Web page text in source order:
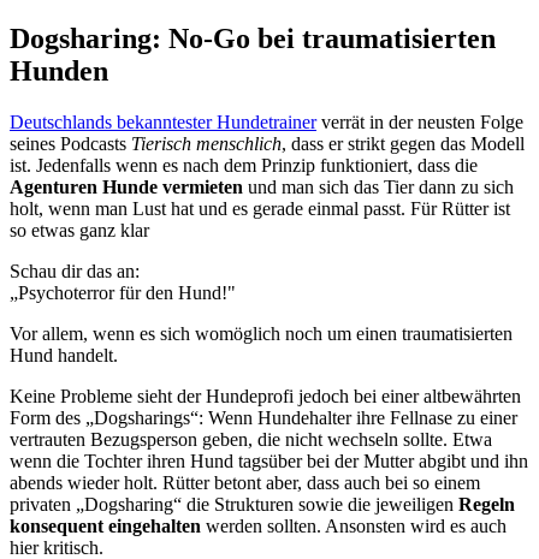
Dogsharing: No-Go bei traumatisierten
Hunden
Deutschlands bekanntester Hundetrainerverrät in der neusten Folge
seines Podcasts Tierisch menschlich, dass er strikt gegen das Modell
ist. Jedenfalls wenn es nach dem Prinzip funktioniert, dass die
Agenturen Hunde vermieten und man sich das Tier dann zu sich
holt, wenn man Lust hat und es gerade einmal passt. Für Rütter ist
so etwas ganz klar
Schau dir das an:
„Psychoterror für den Hund!"
Vor allem, wenn es sich womöglich noch um einen traumatisierten
Hund handelt.
Keine Probleme sieht der Hundeprofi jedoch bei einer altbewährten
Form des „Dogsharings“: Wenn Hundehalter ihre Fellnase zu einer
vertrauten Bezugsperson geben, die nicht wechseln sollte. Etwa
wenn die Tochter ihren Hund tagsüber bei der Mutter abgibt und ihn
abends wieder holt. Rütter betont aber, dass auch bei so einem
privaten „Dogsharing“ die Strukturen sowie die jeweiligen Regeln
konsequent eingehalten werden sollten. Ansonsten wird es auch
hier kritisch.